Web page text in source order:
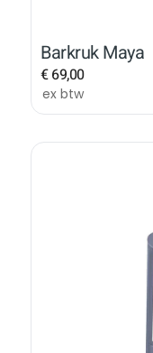
Barkruk Maya
€69,00
ex btw